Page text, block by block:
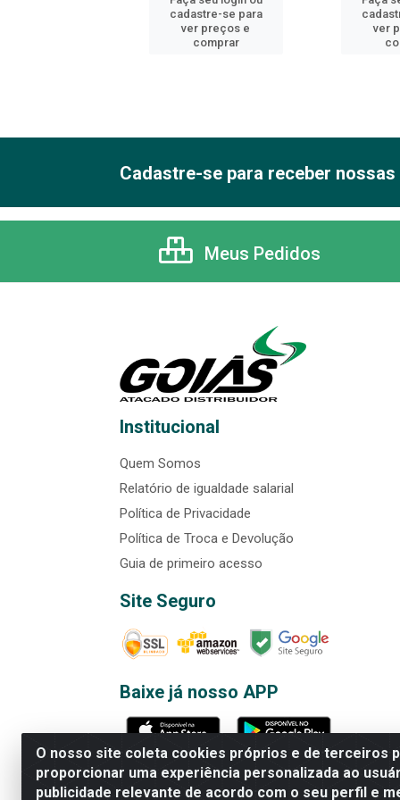
cadastre-se para
ver preços e
comprar
ver
O nosso site coleta cookies próprios e de terceiros
proporcionar uma experiência personalizada ao
publicidade relevante de acordo com o seu perfil e
Cadastre-se para receber
Meus Pedidos
Institucional
Quem Somos
Relatório de igualdade salarial
Política de Privacidade
Política de Troca e Devolução
Guia de primeiro acesso
Site Seguro
Baixe já nosso APP
Rede Brasil - Avenida